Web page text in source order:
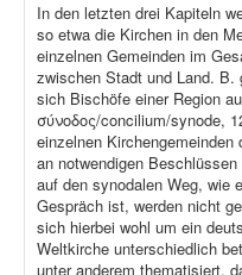
In den letzten drei Kapiteln
so etwa die Kirchen in den
einzelnen Gemeinden im
zwischen Stadt und Land.
sich Bischöfe einer Region
σύνοδος/concilium/synode,
einzelnen
an notwendigen
auf den synodalen Weg, wie
Gespräch ist, werden nicht
sich hierbei wohl um ein
Weltkirche unterschiedlich
unter anderem thematisiert,